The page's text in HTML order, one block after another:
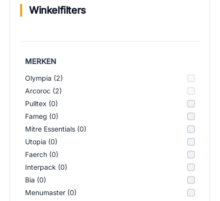
Winkelfilters
MERKEN
Olympia (2)
Arcoroc (2)
Pulltex (0)
Fameg (0)
Mitre Essentials (0)
Utopia (0)
Faerch (0)
Interpack (0)
Bia (0)
Menumaster (0)